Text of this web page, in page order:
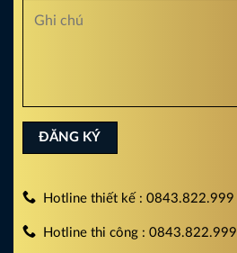
Hotline thiết kế : 0843.822.999
Hotline thi công : 0843.822.999